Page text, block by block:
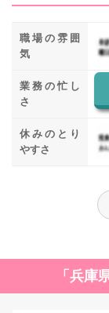
職場の雰囲
気
業務の忙し
さ
休みのとり
やすさ
「兵庫